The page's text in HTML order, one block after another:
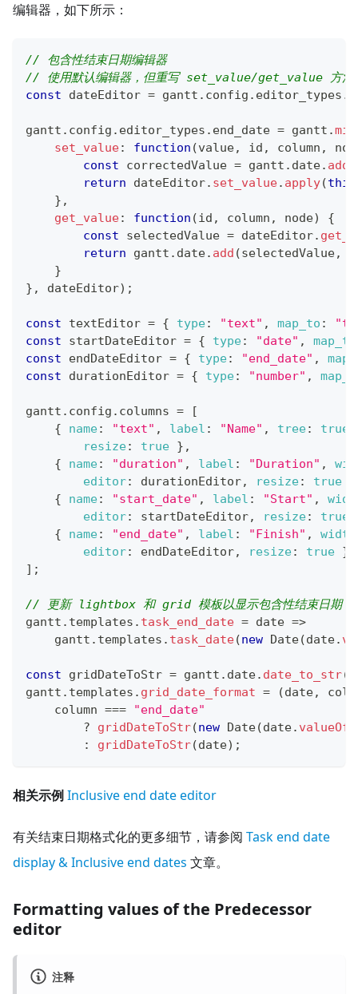
编辑器，如下所示：
// 包含性结束日期编辑器
// 使用默认编辑器，但重写 set_value/get_value 方法
const dateEditor = gantt . config . editor_types .
gantt . config . editor_types . end_date = gantt .
set_value: function (value, id , column ,
const correctedValue = gantt . date. add
return dateEditor. set_value. apply(this
} ,
get_value: function (id , column , node)
{
const selectedValue = dateEditor.
return gantt . date. add (selectedValue,
}
} , dateEditor) ;
const textEditor = { type: "text" , map_to :
const startDateEditor = { type: "date" , map_to
const endDateEditor = { type: "end_date" ,
const durationEditor = { type: "number" ,
gantt . config . columns =
[
{
name: "text" , label : "Name" , tree: true
resize: true } ,
{
name: "duration" , label : "Duration" ,
editor: durationEditor, resize: true
{
name: "start_date" , label : "Start" ,
editor: startDateEditor, resize: true
{
name: "end_date" , label : "Finish" , width
editor: endDateEditor, resize: true }
] ;
// 更新 lightbox 和 grid 模板以显示包含性结束日期
gantt . templates . task_end_date = date =>
    gantt
. templates . task_date(new Date(date.
const gridDateToStr = gantt . date. date_to_str(
gantt . templates . grid_date_format = (date,
    column
===
"end_date"
?
gridDateToStr(new Date(date. valueOf
:
gridDateToStr(date) ;
相关示例Inclusive end date editor
有关结束日期格式化的更多细节，请参阅 Task end date
display & Inclusive end dates 文章。
Formatting values of the Predecessor
editor
注释